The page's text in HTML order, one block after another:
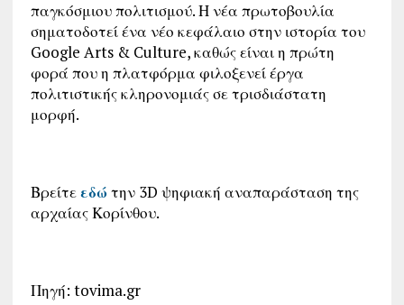
παγκόσμιου πολιτισμού. Η νέα πρωτοβουλία
σηματοδοτεί ένα νέο κεφάλαιο στην ιστορία του
Google Arts & Culture, καθώς είναι η πρώτη
φορά που η πλατφόρμα φιλοξενεί έργα
πολιτιστικής κληρονομιάς σε τρισδιάστατη
μορφή.
Βρείτεεδώ την 3D ψηφιακή αναπαράσταση της
αρχαίας Κορίνθου.
Πηγή: tovima.gr